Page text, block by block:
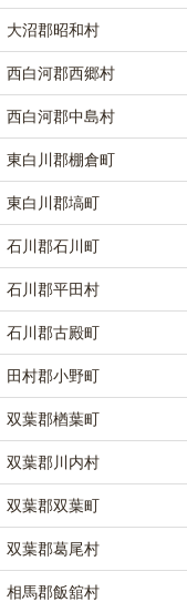
大沼郡昭和村
西白河郡西郷村
西白河郡中島村
東白川郡棚倉町
東白川郡塙町
石川郡石川町
石川郡平田村
石川郡古殿町
田村郡小野町
双葉郡楢葉町
双葉郡川内村
双葉郡双葉町
双葉郡葛尾村
相馬郡飯舘村